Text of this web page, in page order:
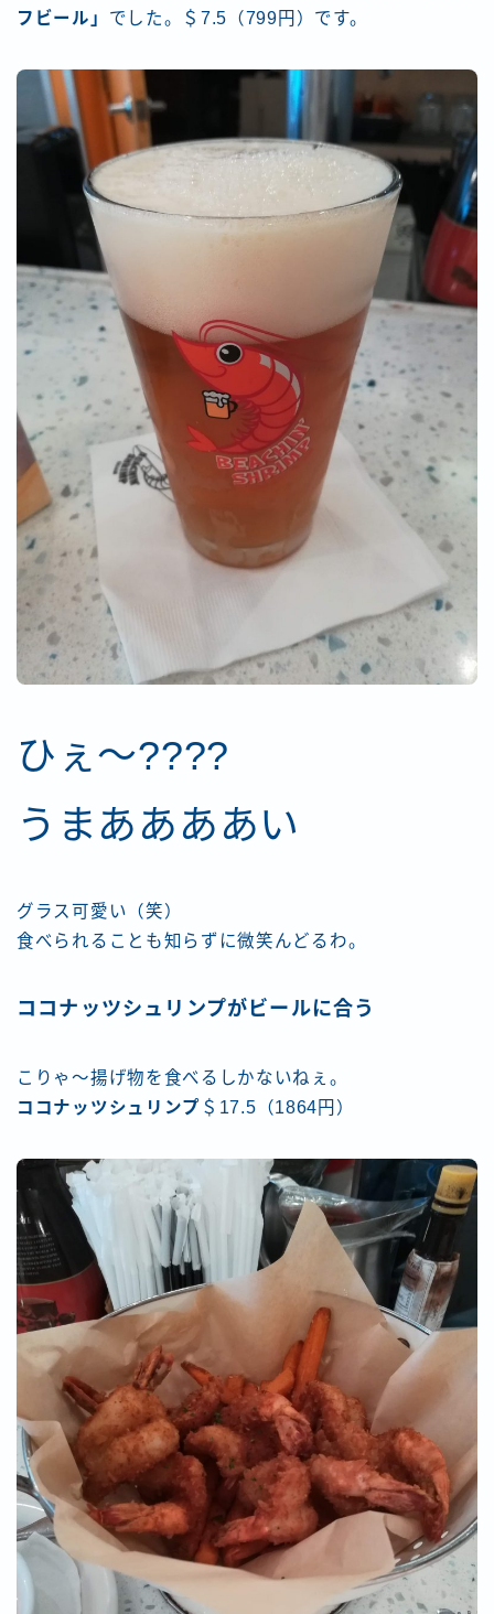
フビール」 でした。＄7.5（799円）です。
ひぇ～????
うまああああい
グラス可愛い（笑）
食べられることも知らずに微笑んどるわ。
ココナッツシュリンプがビールに合う
こりゃ～揚げ物を食べるしかないねぇ。
ココナッツシュリンプ ＄17.5（1864円）